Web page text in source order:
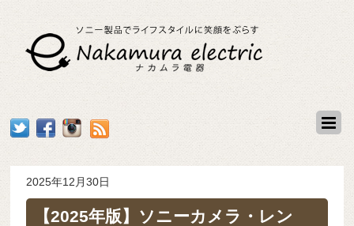
2025年12月30日
【2025年版】ソニーカメラ・レン